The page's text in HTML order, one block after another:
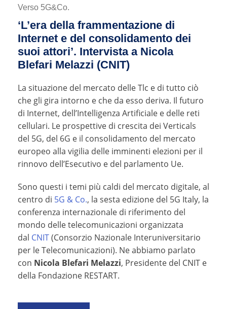
Verso 5G&Co.
‘L’era della frammentazione di
Internet e del consolidamento dei
suoi attori’. Intervista a Nicola
Blefari Melazzi (CNIT)
La situazione del mercato delle Tlc e di tutto ciò
che gli gira intorno e che da esso deriva. Il futuro
di Internet, dell’Intelligenza Artificiale e delle reti
cellulari. Le prospettive di crescita dei Verticals
del 5G, del 6G e il consolidamento del mercato
europeo alla vigilia delle imminenti elezioni per il
rinnovo dell’Esecutivo e del parlamento Ue.
Sono questi i temi più caldi del mercato digitale, al
centro di 5G & Co., la sesta edizione del 5G Italy, la
conferenza internazionale di riferimento del
mondo delle telecomunicazioni organizzata
dal CNIT(Consorzio Nazionale Interuniversitario
per le Telecomunicazioni). Ne abbiamo parlato
con Nicola Blefari Melazzi, Presidente del CNIT e
della Fondazione RESTART.